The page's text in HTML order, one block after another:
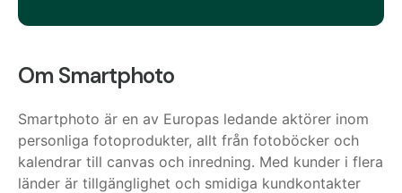
Om Smartphoto
Smartphoto är en av Europas ledande aktörer inom
personliga fotoprodukter, allt från fotoböcker och
kalendrar till canvas och inredning. Med kunder i flera
länder är tillgänglighet och smidiga kundkontakter